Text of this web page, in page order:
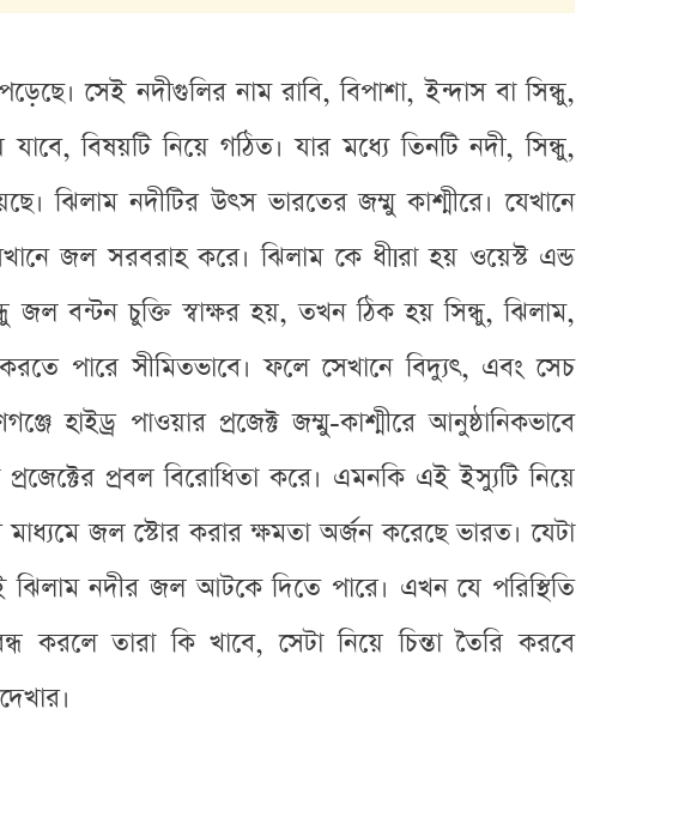
সেই নদীগুলির নাম রাবি, বিপাশা, ইন্দাস বা সিন্ধু,
বিষয়টি নিয়ে গঠিত। যার মধ্যে তিনটি নদী, সিন্ধু,
ঝিলাম নদীটির উৎস ভারতের জম্মু কাশ্মীরে। যেখানে
জল সরবরাহ করে। ঝিলাম কে ধীlরা হয় ওয়েস্ট এন্ড
জল বন্টন চুক্তি স্বাক্ষর হয়, তখন ঠিক হয় সিন্ধু, ঝিলাম,
পারে সীমিতভাবে। ফলে সেখানে বিদ্যুৎ, এবং সেচ
হাইড্র পাওয়ার প্রজেক্ট জম্মু-কাশ্মীরে আনুষ্ঠানিকভাবে
প্রবল বিরোধিতা করে। এমনকি এই ইস্যুটি নিয়ে
মাধ্যমে জল স্টোর করার ক্ষমতা অর্জন করেছে ভারত। যেটা
ঝিলাম নদীর জল আটকে দিতে পারে। এখন যে পরিস্থিতি
করলে তারা কি খাবে, সেটা নিয়ে চিন্তা তৈরি করবে